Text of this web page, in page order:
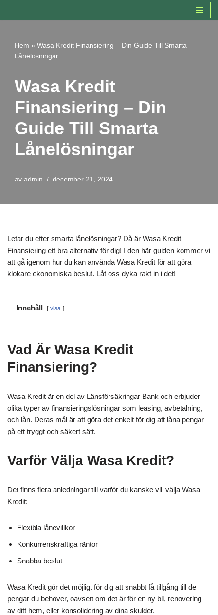
innehåll
Hem » Wasa Kredit Finansiering – Din Guide Till Smarta
Lånelösningar
Wasa Kredit
Finansiering – Din
Guide Till Smarta
Lånelösningar
av admin december 21, 2024
Letar du efter smarta lånelösningar? Då är Wasa Kredit
Finansiering ett bra alternativ för dig! I den här guiden kommer vi
att gå igenom hur du kan använda Wasa Kredit för att göra
klokare ekonomiska beslut. Låt oss dyka rakt in i det!
Innehåll visa
Vad Är Wasa Kredit
Finansiering?
Wasa Kredit är en del av Länsförsäkringar Bank och erbjuder
olika typer av finansieringslösningar som leasing, avbetalning,
och lån. Deras mål är att göra det enkelt för dig att låna pengar
på ett tryggt och säkert sätt.
Varför Välja Wasa Kredit?
Det finns flera anledningar till varför du kanske vill välja Wasa
Kredit:
Flexibla lånevillkor
Konkurrenskraftiga räntor
Snabba beslut
Wasa Kredit gör det möjligt för dig att snabbt få tillgång till de
pengar du behöver, oavsett om det är för en ny bil, renovering
av ditt hem, eller konsolidering av dina skulder.